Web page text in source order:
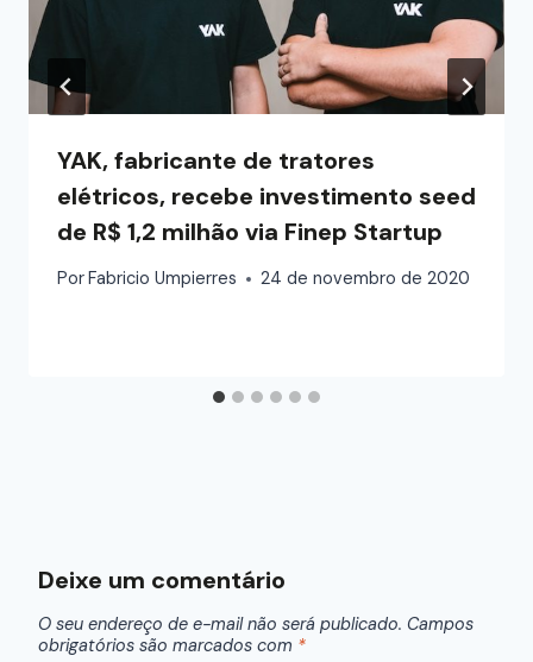
YAK, fabricante de tratores
elétricos, recebe investimento seed
de R$ 1,2 milhão via Finep Startup
PorFabricio Umpierres 24 de novembro de 2020
Deixe um comentário
O seu endereço de e-mail não será publicado. Campos
obrigatórios são marcados com *